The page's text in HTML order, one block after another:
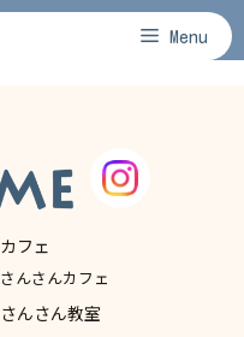
Menu
カフェ
さんさんカフェ
さんさん教室